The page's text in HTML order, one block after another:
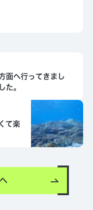
面へ行ってきまし
た。
て楽